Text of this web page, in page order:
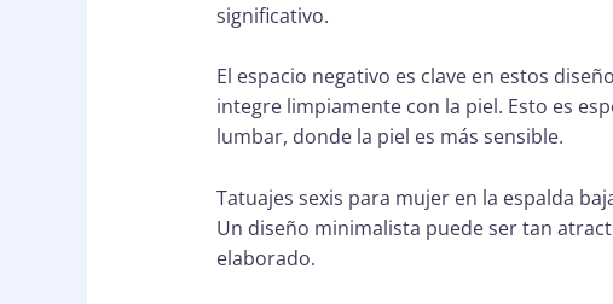
significativo.
El espacio negativo es clave en estos
integre limpiamente con la piel. Esto es
lumbar, donde la piel es más sensible.
Tatuajes sexis para mujer en la espalda
Un diseño minimalista puede ser tan
elaborado.